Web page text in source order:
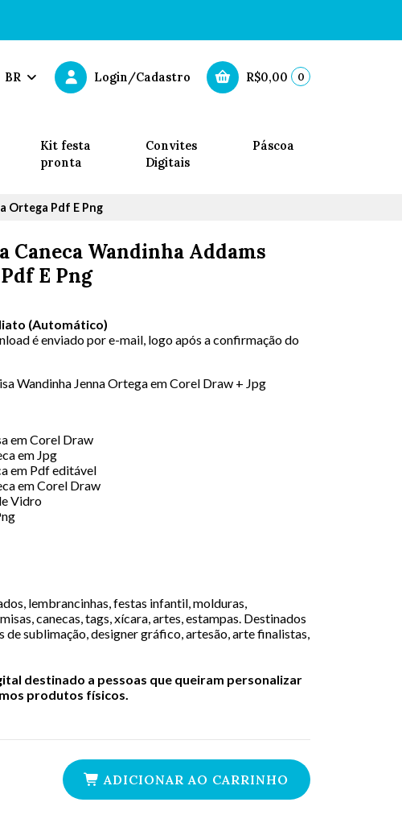
BR Login/Cadastro R$0,00 0
Kit festa
pronta
Convites
Digitais
Páscoa
Ortega Pdf E Png
Caneca Wandinha Addams
E Png
(Automático)
é enviado por e-mail, logo após a confirmação do
Wandinha Jenna Ortega em Corel Draw + Jpg
em Corel Draw
em Jpg
em Pdf editável
em Corel Draw
Vidro
lembrancinhas, festas infantil, molduras,
canecas, tags, xícara, artes, estampas. Destinados
de sublimação, designer gráfico, artesão, arte finalistas,
destinado a pessoas que queiram personalizar
produtos físicos.
ADICIONAR AO CARRINHO